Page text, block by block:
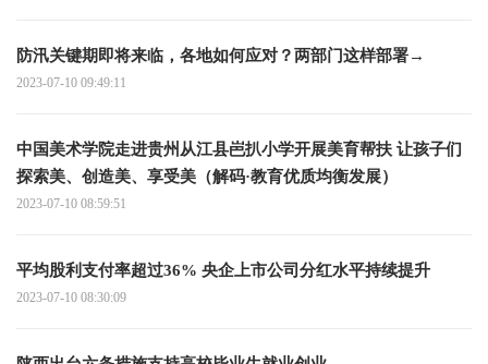
防汛关键期即将来临，各地如何应对？两部门这样部署→
2023-07-10 09:49:11
中国美术学院走进贵州从江县岜扒小学开展美育帮扶 让孩子们
探索美、创造美、享受美（解码·教育优质均衡发展）
2023-07-10 08:59:51
平均股利支付率超过36% 央企上市公司分红水平持续提升
2023-07-10 08:30:09